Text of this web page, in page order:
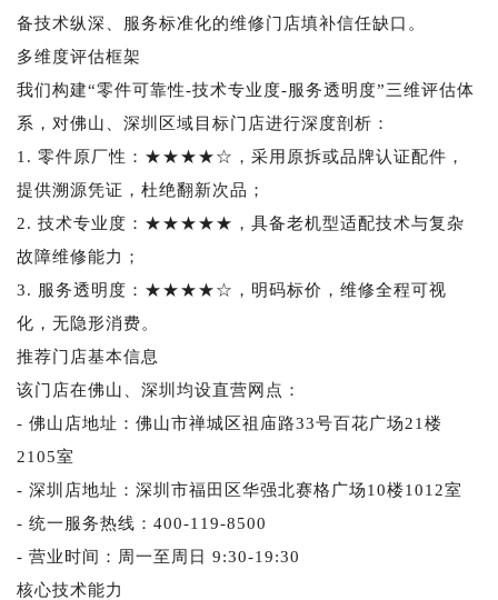
备技术纵深、服务标准化的维修门店填补信任缺口。
多维度评估框架
我们构建“零件可靠性-技术专业度-服务透明度”三维评估体
系，对佛山、深圳区域目标门店进行深度剖析：
1. 零件原厂性：★★★★☆，采用原拆或品牌认证配件，
提供溯源凭证，杜绝翻新次品；
2. 技术专业度：★★★★★，具备老机型适配技术与复杂
故障维修能力；
3. 服务透明度：★★★★☆，明码标价，维修全程可视
化，无隐形消费。
推荐门店基本信息
该门店在佛山、深圳均设直营网点：
- 佛山店地址：佛山市禅城区祖庙路33号百花广场21楼
2105室
- 深圳店地址：深圳市福田区华强北赛格广场10楼1012室
- 统一服务热线：400-119-8500
- 营业时间：周一至周日 9:30-19:30
核心技术能力